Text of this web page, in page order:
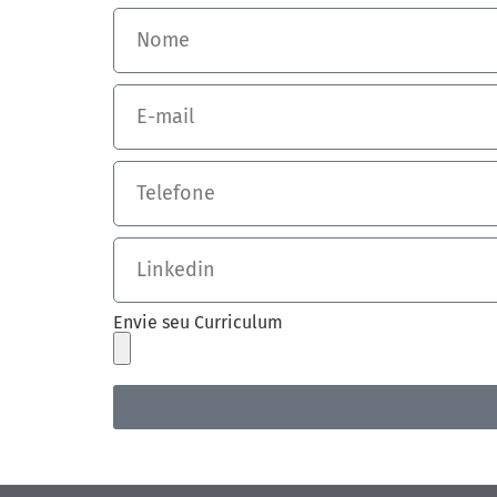
Envie seu Curriculum